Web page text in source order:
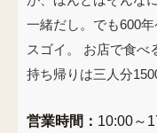
一緒だし。でも600
スゴイ。 お店で食べ
持ち帰りは三人分
営業時間： 10:00～